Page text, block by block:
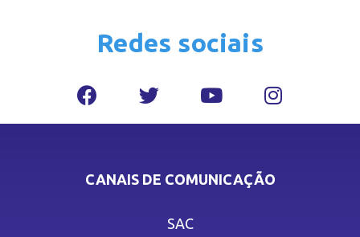
Redes sociais
CANAIS DE COMUNICAÇÃO
SAC